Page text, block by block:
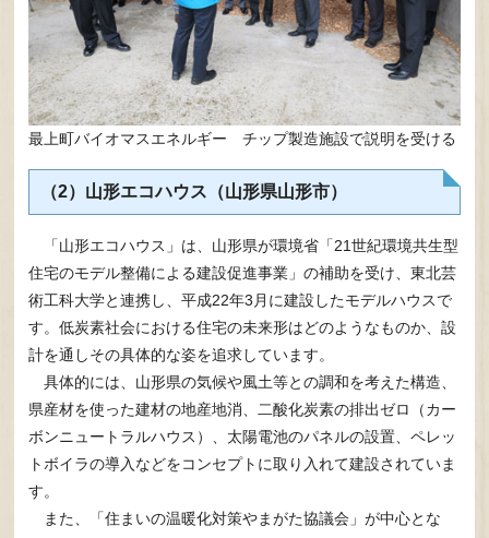
最上町バイオマスエネルギー チップ製造施設で説明を受ける
（2）山形エコハウス（山形県山形市）
「山形エコハウス」は、山形県が環境省「21世紀環境共生型
住宅のモデル整備による建設促進事業」の補助を受け、東北芸
術工科大学と連携し、平成22年3月に建設したモデルハウスで
す。低炭素社会における住宅の未来形はどのようなものか、設
計を通しその具体的な姿を追求しています。
具体的には、山形県の気候や風土等との調和を考えた構造、
県産材を使った建材の地産地消、二酸化炭素の排出ゼロ（カー
ボンニュートラルハウス）、太陽電池のパネルの設置、ペレッ
トボイラの導入などをコンセプトに取り入れて建設されていま
す。
また、「住まいの温暖化対策やまがた協議会」が中心とな